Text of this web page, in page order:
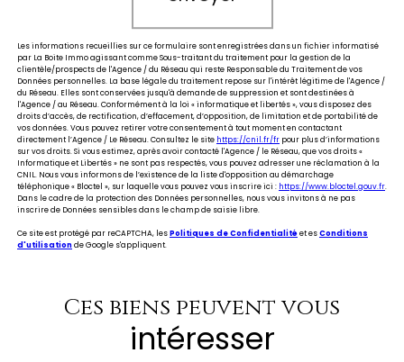
Les informations recueillies sur ce formulaire sont enregistrées dans un fichier informatisé
par La Boite Immo agissant comme Sous-traitant du traitement pour la gestion de la
clientèle/prospects de l'Agence / du Réseau qui reste Responsable du Traitement de vos
Données personnelles. La base légale du traitement repose sur l'intérêt légitime de l'Agence /
du Réseau. Elles sont conservées jusqu'à demande de suppression et sont destinées à
l'Agence / au Réseau. Conformément à la loi « informatique et libertés », vous disposez des
droits d’accès, de rectification, d’effacement, d’opposition, de limitation et de portabilité de
vos données. Vous pouvez retirer votre consentement à tout moment en contactant
directement l’Agence / Le Réseau. Consultez le site https://cnil.fr/fr pour plus d’informations
sur vos droits. Si vous estimez, après avoir contacté l'Agence / le Réseau, que vos droits «
Informatique et Libertés » ne sont pas respectés, vous pouvez adresser une réclamation à la
CNIL. Nous vous informons de l’existence de la liste d'opposition au démarchage
téléphonique « Bloctel », sur laquelle vous pouvez vous inscrire ici : https://www.bloctel.gouv.fr.
Dans le cadre de la protection des Données personnelles, nous vous invitons à ne pas
inscrire de Données sensibles dans le champ de saisie libre.
Ce site est protégé par reCAPTCHA, lesPolitiques de Confidentialitéet esConditions
d'utilisationde Google s'appliquent.
Ces biens peuvent vous
intéresser